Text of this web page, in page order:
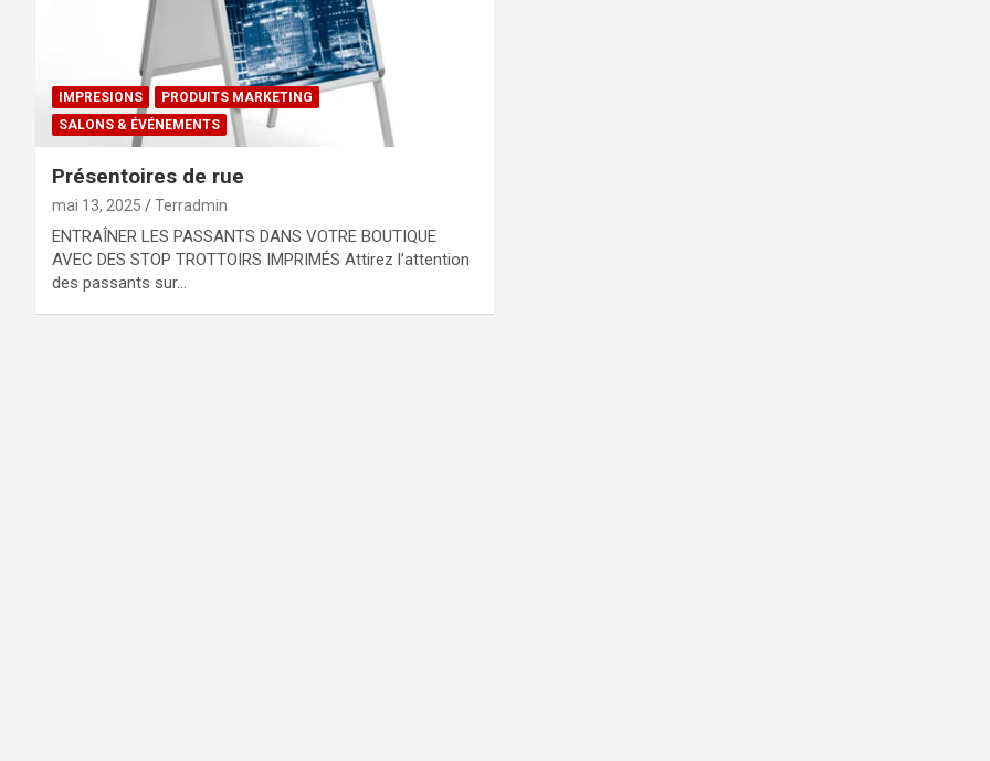
IMPRESIONS
PRODUITS MARKETING
SALONS & ÉVÉNEMENTS
Présentoires de rue
mai 13, 2025 Terradmin
ENTRAÎNER LES PASSANTS DANS VOTRE BOUTIQUE
AVEC DES STOP TROTTOIRS IMPRIMÉS Attirez l’attention
des passants sur…